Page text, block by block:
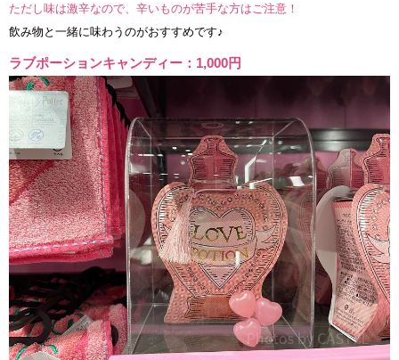
ただし味は激辛なので、辛いものが苦手な方はご注意！
飲み物と一緒に味わうのがおすすめです♪
ラブポーションキャンディー：1,000円